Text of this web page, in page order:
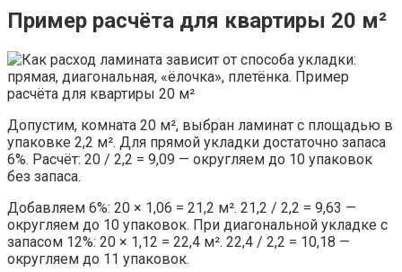
Пример расчёта для квартиры 20 м²
Допустим, комната 20 м², выбран ламинат с площадью в
упаковке 2,2 м². Для прямой укладки достаточно запаса
6%. Расчёт: 20 / 2,2 = 9,09 — округляем до 10 упаковок
без запаса.
Добавляем 6%: 20 × 1,06 = 21,2 м². 21,2 / 2,2 = 9,63 —
округляем до 10 упаковок. При диагональной укладке с
запасом 12%: 20 × 1,12 = 22,4 м². 22,4 / 2,2 = 10,18 —
округляем до 11 упаковок.